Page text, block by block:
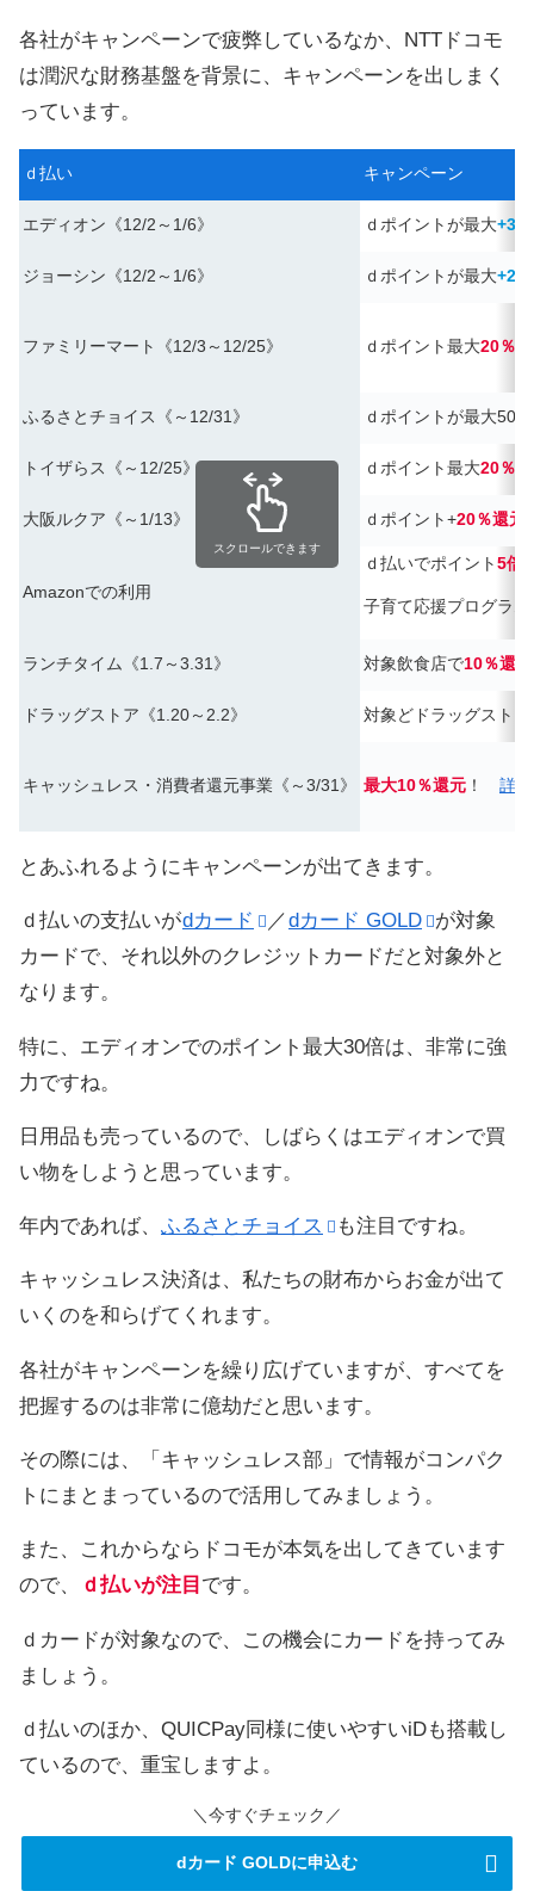
各社がキャンペーンで疲弊しているなか、NTTドコモ
は潤沢な財務基盤を背景に、キャンペーンを出しまく
っています。
ｄ払い キャンペーン
エディオン《12/2～1/6》 ｄポイントが最大
ジョーシン《12/2～1/6》 ｄポイントが最大
ファミリーマート《12/3～12/25》 ｄポイント最大20％
ふるさとチョイス《～12/31》 ｄポイントが最大
トイザらス《～12/25》 ｄポイント最大20％
大阪ルクア《～1/13》 ｄポイント+20％還元
Amazonでの利用
ｄ払いでポイント 5倍
子育て応援プログラ
ランチタイム《1.7～3.31》 対象飲食店で10％還元
ドラッグストア《1.20～2.2》 対象どドラッグストア
キャッシュレス・消費者還元事業《～3/31》 最大10％還元 ！ 詳
スクロールできます
とあふれるようにキャンペーンが出てきます。
ｄ払いの支払いがdカード ／dカード GOLD
が対象
カードで、それ以外のクレジットカードだと対象外と
なります。
特に、エディオンでのポイント最大30倍は、非常に強
力ですね。
日用品も売っているので、しばらくはエディオンで買
い物をしようと思っています。
年内であれば、 ふるさとチョイス も注目ですね。
キャッシュレス決済は、私たちの財布からお金が出て
いくのを和らげてくれます。
各社がキャンペーンを繰り広げていますが、すべてを
把握するのは非常に億劫だと思います。
その際には、「キャッシュレス部」で情報がコンパク
トにまとまっているので活用してみましょう。
また、これからならドコモが本気を出してきています
ので、
ｄ払いが注目 です。
ｄカードが対象なので、この機会にカードを持ってみ
ましょう。
ｄ払いのほか、QUICPay同様に使いやすいiDも搭載し
ているので、重宝しますよ。
＼今すぐチェック／
dカード GOLDに申込む